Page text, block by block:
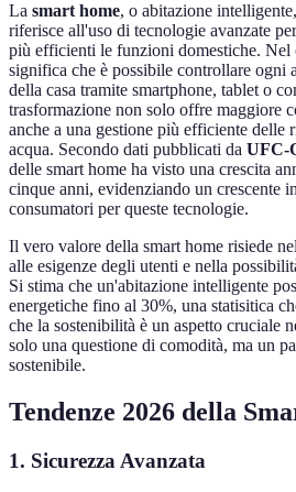
La smart home, o abitazione
riferisce all'uso di tecnologie avanzate
più efficienti le funzioni domestiche. Nel
significa che è possibile controllare ogni
della casa tramite smartphone, tablet o
trasformazione non solo offre maggiore
anche a una gestione più efficiente delle
acqua. Secondo dati pubblicati da UFC-
delle smart home ha visto una crescita
cinque anni, evidenziando un crescente
consumatori per queste tecnologie.
Il vero valore della smart home risiede
alle esigenze degli utenti e nella
Si stima che un'abitazione intelligente
energetiche fino al 30%, una statisitica
che la sostenibilità è un aspetto cruciale
solo una questione di comodità, ma un
sostenibile.
Tendenze 2026 della
1. Sicurezza Avanzata